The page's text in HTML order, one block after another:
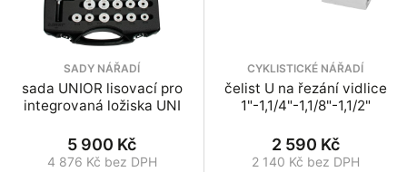
SADY NÁŘADÍ
sada UNIOR lisovací pro
integrovaná ložiska UNI
5 900 Kč
4 876 Kč bez DPH
CYKLISTICKÉ NÁŘADÍ
čelist U na řezání vidlice
1"-1,1/4"-1,1/8"-1,1/2"
2 590 Kč
2 140 Kč bez DPH